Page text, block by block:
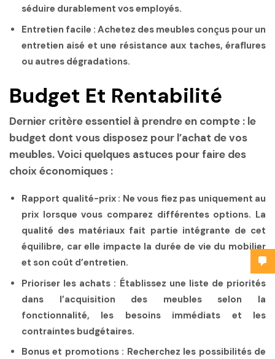
séduire durablement vos employés.
Entretien facile : Achetez des meubles conçus pour un
entretien aisé et une résistance aux taches, éraflures
ou autres dégradations.
Budget Et Rentabilité
Dernier critère essentiel à prendre en compte : le
budget dont vous disposez pour l’achat de vos
meubles. Voici quelques astuces pour faire des
choix économiques :
Rapport qualité-prix : Ne vous fiez pas uniquement au
prix lorsque vous comparez différentes options. La
qualité des matériaux fait partie intégrante de cet
équilibre, car elle impacte la durée de vie du mobilier
et son coût d’entretien.
Prioriser les achats : Établissez une liste de priorités
dans l’acquisition des meubles selon la
fonctionnalité, les besoins immédiats et les
contraintes budgétaires.
Bonus et promotions : Recherchez les possibilités de